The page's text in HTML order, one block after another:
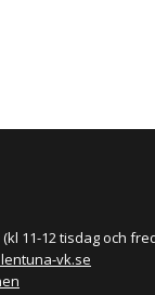
(kl 11-12 tisdag och
vk.se